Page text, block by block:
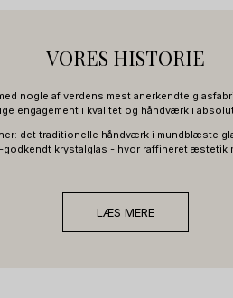
VORES HISTORIE
nogle af verdens mest anerkendte
engagement i kvalitet og håndværk i
det traditionelle håndværk i mundblæste
godkendt krystalglas - hvor raffineret
LÆS MERE